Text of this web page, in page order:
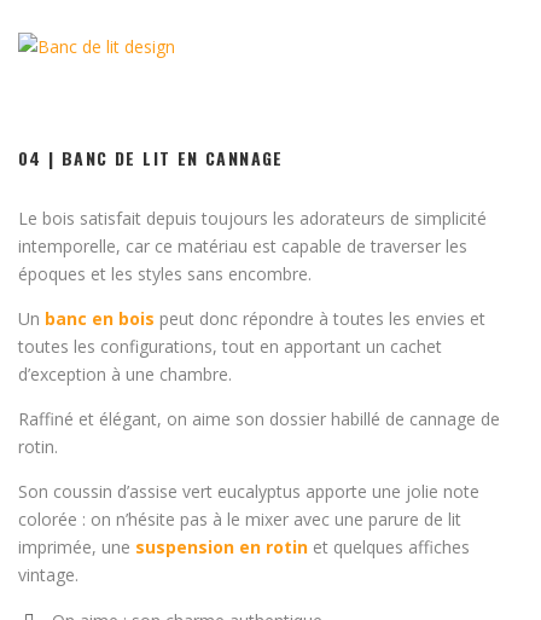
04 | BANC DE LIT EN CANNAGE
Le bois satisfait depuis toujours les adorateurs de simplicité
intemporelle, car ce matériau est capable de traverser les
époques et les styles sans encombre.
Un banc en bois peut donc répondre à toutes les envies et
toutes les configurations, tout en apportant un cachet
d’exception à une chambre.
Raffiné et élégant, on aime son dossier habillé de cannage de
rotin.
Son coussin d’assise vert eucalyptus apporte une jolie note
colorée : on n’hésite pas à le mixer avec une parure de lit
imprimée, une suspension en rotin et quelques affiches
vintage.